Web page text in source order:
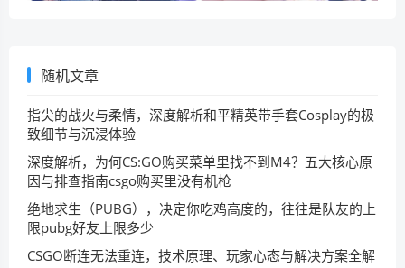
随机文章
指尖的战火与柔情，深度解析和平精英带手套Cosplay的极
致细节与沉浸体验
深度解析，为何CS:GO购买菜单里找不到M4？五大核心原
因与排查指南csgo购买里没有机枪
绝地求生（PUBG），决定你吃鸡高度的，往往是队友的上
限pubg好友上限多少
CSGO断连无法重连，技术原理、玩家心态与解决方案全解